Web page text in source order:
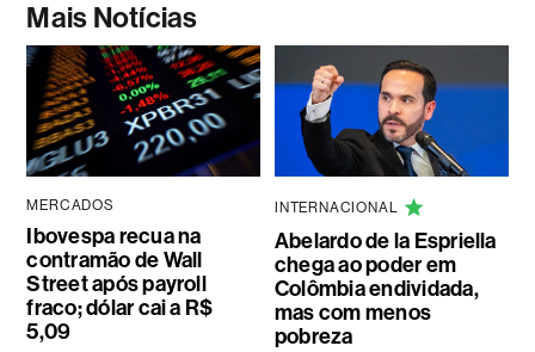
Mais Notícias
MERCADOS
Ibovespa recua na
contramão de Wall
Street após payroll
fraco; dólar cai a R$
5,09
INTERNACIONAL
Abelardo de la Espriella
chega ao poder em
Colômbia endividada,
mas com menos
pobreza